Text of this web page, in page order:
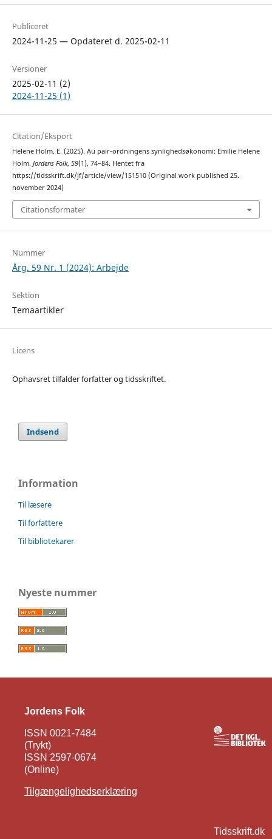
Publiceret
2024-11-25 — Opdateret d. 2025-02-11
Versioner
2025-02-11 (2)
2024-11-25 (1)
Citation/Eksport
Helene Holm, E. (2025). Au pair-ordningens synlighedsøkonomi: Emilie Helene
Holm. Jordens Folk, 59(1), 74–84. Hentet fra
https://tidsskrift.dk/jf/article/view/151510 (Original work published 25.
november 2024)
Citationsformater
Nummer
Årg. 59 Nr. 1 (2024): Arbejde
Sektion
Temaartikler
Licens
Ophavsret tilfalder forfatter og tidsskriftet.
Indsend
Information
Til læsere
Til forfattere
Til bibliotekarer
Nyeste nummer
Jordens Folk
ISSN 0021-7484
(Trykt)
ISSN 2597-0674
(Online)
Tilgængelighedserklæring